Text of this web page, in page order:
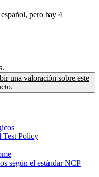
pero hay 4
una valoración sobre este
Test Policy
según el estándar NCP